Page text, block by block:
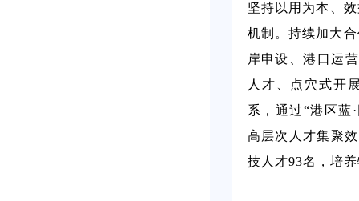
坚持以用为本、
机制。持续加大
岸申设、港口运
人才、点穴式开
系，通过“港区蓝
高层次人才集聚
技人才93名，培